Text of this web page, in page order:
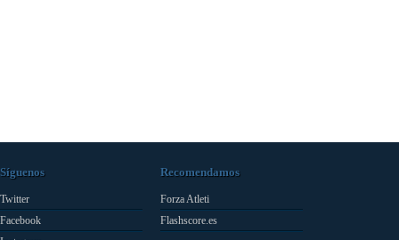
Síguenos
Twitter
Facebook
Recomendamos
Forza Atleti
Flashscore.es